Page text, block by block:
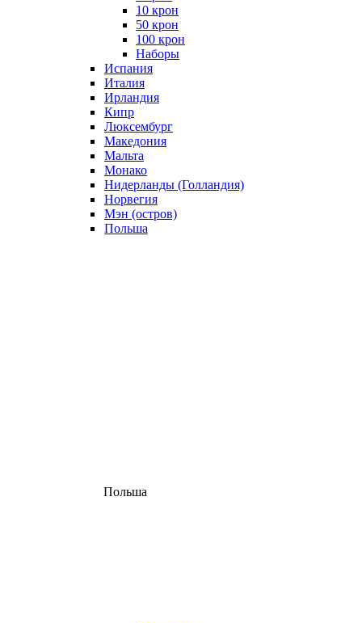
10 крон
50 крон
100 крон
Наборы
Испания
Италия
Ирландия
Кипр
Люксембург
Македония
Мальта
Монако
Нидерланды (Голландия)
Норвегия
Мэн (остров)
Польша
Польша